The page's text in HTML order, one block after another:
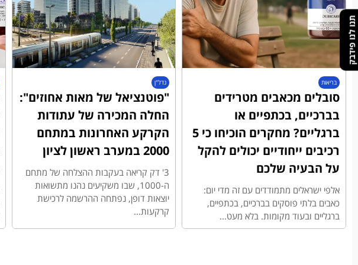
תנו לנו פידבק
בריאות
סובלים מכאבים מטרידים
בברכיים, בכתפיים או
ברגליים? מחקרים הוכיחו כי 5
רכיבים ייחודיים יכולים להקל
על הבעיה שלכם
אלפי ישראלים מתמודדים עם זה מדי יום:
כאבים בלתי פוסקים בברכיים, בכתפיים,
ברגליים ובעוד מקומות. בלא מעט...
נדל"ן
"פוטנציאל של מאות אחוזים":
החלה המכירה של עתודות
הקרקע האחרונות במתחם
2000 במערב ראשון לציון
3' דק קריאה בעקבות ההצלחה של מתחם
ה-1000, שבו משקיעים נהנו מתשואות
יוצאות דופן, נפתחה ההרשמה לרכישת
קרקעות...